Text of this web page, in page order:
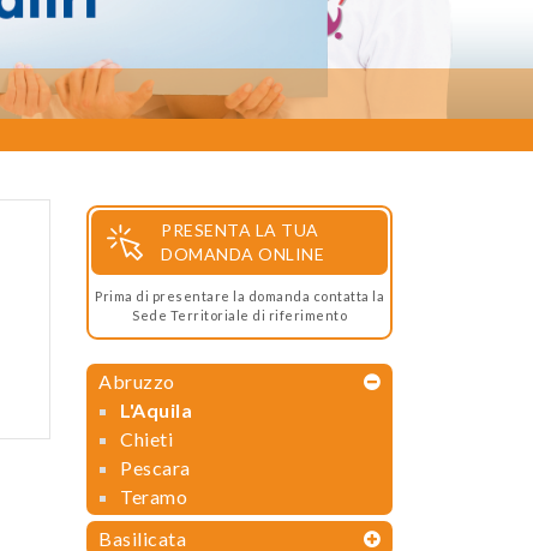
PRESENTA LA TUA
DOMANDA ONLINE
Prima di presentare la domanda contatta la
Sede Territoriale di riferimento
Abruzzo
L'Aquila
Chieti
Pescara
Teramo
Basilicata